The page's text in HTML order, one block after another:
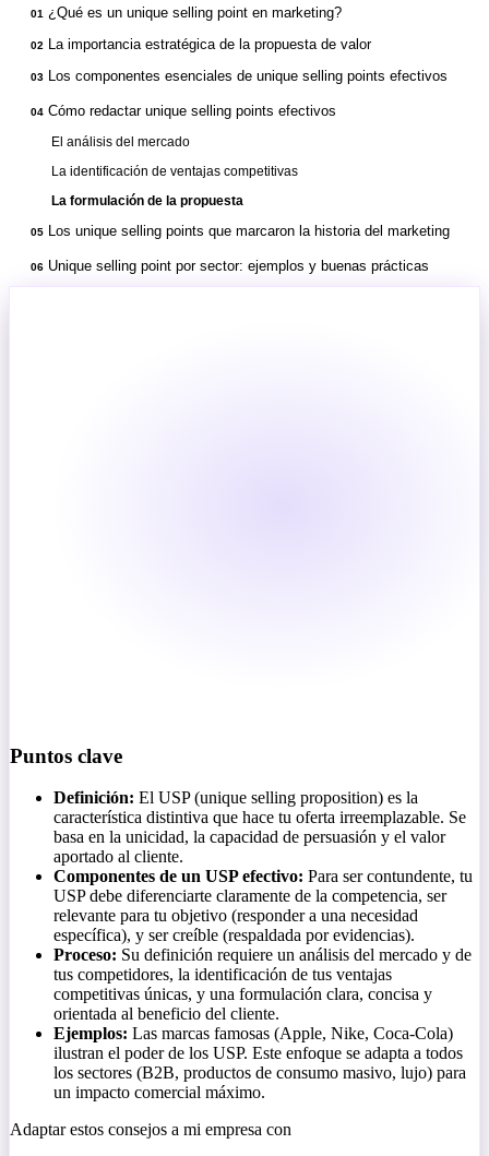
01 ¿Qué es un unique selling point en marketing?
02 La importancia estratégica de la propuesta de valor
03 Los componentes esenciales de unique selling points efectivos
04 Cómo redactar unique selling points efectivos
El análisis del mercado
La identificación de ventajas competitivas
La formulación de la propuesta
05 Los unique selling points que marcaron la historia del marketing
06 Unique selling point por sector: ejemplos y buenas prácticas
Puntos clave
Definición: El USP (unique selling proposition) es la
característica distintiva que hace tu oferta irreemplazable. Se
basa en la unicidad, la capacidad de persuasión y el valor
aportado al cliente.
Componentes de un USP efectivo: Para ser contundente, tu
USP debe diferenciarte claramente de la competencia, ser
relevante para tu objetivo (responder a una necesidad
específica), y ser creíble (respaldada por evidencias).
Proceso: Su definición requiere un análisis del mercado y de
tus competidores, la identificación de tus ventajas
competitivas únicas, y una formulación clara, concisa y
orientada al beneficio del cliente.
Ejemplos: Las marcas famosas (Apple, Nike, Coca-Cola)
ilustran el poder de los USP. Este enfoque se adapta a todos
los sectores (B2B, productos de consumo masivo, lujo) para
un impacto comercial máximo.
Adaptar estos consejos a mi empresa con